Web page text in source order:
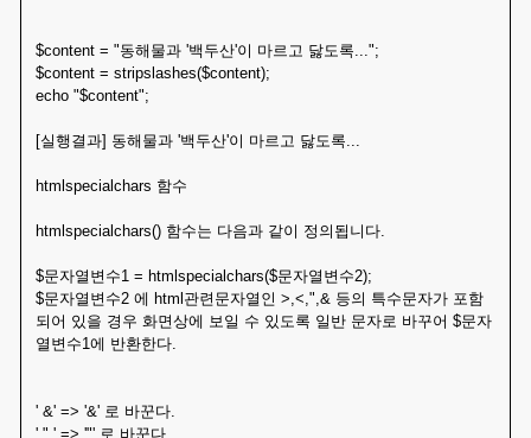
$content = "동해물과 '백두산'이 마르고 닳도록...";
$content = stripslashes($content);
echo "$content";
[실행결과] 동해물과 '백두산'이 마르고 닳도록...
htmlspecialchars 함수
htmlspecialchars() 함수는 다음과 같이 정의됩니다.
$문자열변수1 = htmlspecialchars($문자열변수2);
$문자열변수2 에 html관련문자열인 >,<,",& 등의 특수문자가 포함
되어 있을 경우 화면상에 보일 수 있도록 일반 문자로 바꾸어 $문자
열변수1에 반환한다.
' &' => '&' 로 바꾼다.
' " ' => '"' 로 바꾼다.